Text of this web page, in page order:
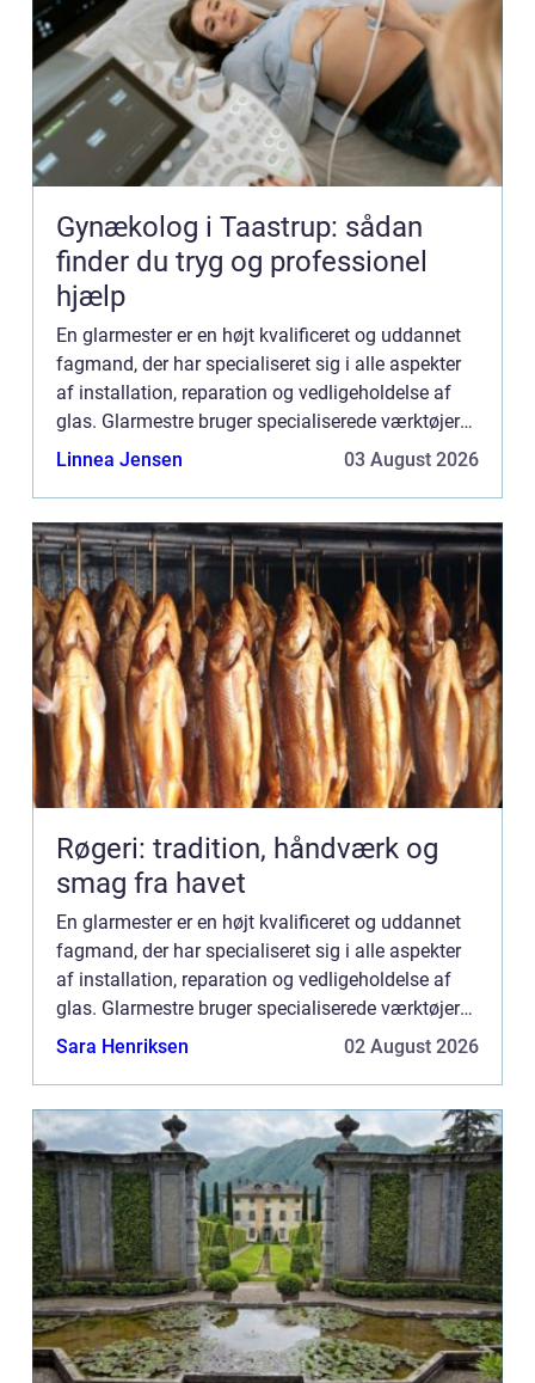
Gynækolog i Taastrup: sådan
finder du tryg og professionel
hjælp
En glarmester er en højt kvalificeret og uddannet
fagmand, der har specialiseret sig i alle aspekter
af installation, reparation og vedligeholdelse af
glas. Glarmestre bruger specialiserede værktøjer
og teknikker til at arbejde med både private og er...
Linnea Jensen 03 August 2026
Røgeri: tradition, håndværk og
smag fra havet
En glarmester er en højt kvalificeret og uddannet
fagmand, der har specialiseret sig i alle aspekter
af installation, reparation og vedligeholdelse af
glas. Glarmestre bruger specialiserede værktøjer
og teknikker til at arbejde med både private og er...
Sara Henriksen 02 August 2026